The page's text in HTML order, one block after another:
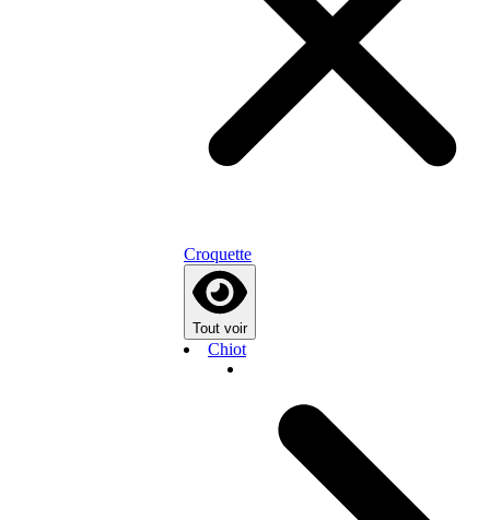
Croquette
Tout voir
Chiot